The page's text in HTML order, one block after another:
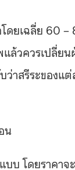
ดยเฉลี่ย 60 –
ล้วควรเปลี่ย
ว่าสรีระของแ
น
บบ โดยราคาจ